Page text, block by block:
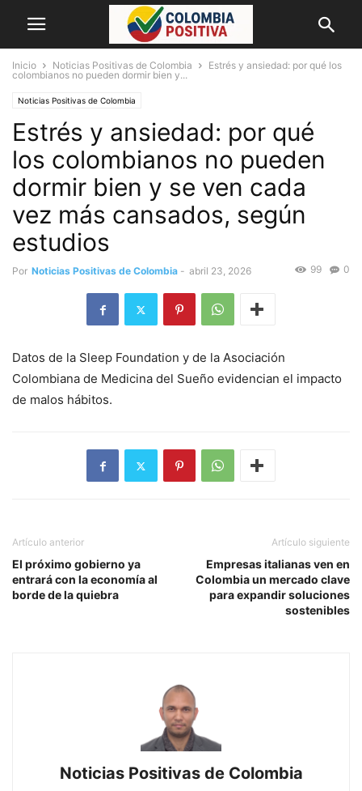
Inicio Noticias Positivas de Colombia
Estrés y ansiedad: por qué los
colombianos no pueden dormir bien y...
Noticias Positivas de Colombia
Estrés y ansiedad: por qué
los colombianos no pueden
dormir bien y se ven cada
vez más cansados, según
estudios
Por Noticias Positivas de Colombia - abril 23, 2026 0
99
Datos de la Sleep Foundation y de la Asociación
Colombiana de Medicina del Sueño evidencian el impacto
de malos hábitos.
Artículo anterior
El próximo gobierno ya
entrará con la economía al
borde de la quiebra
Artículo siguiente
Empresas italianas ven en
Colombia un mercado clave
para expandir soluciones
sostenibles
Noticias Positivas de Colombia